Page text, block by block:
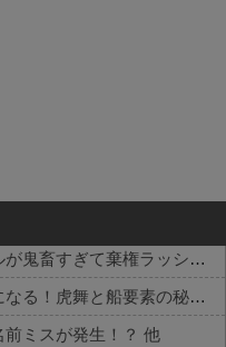
かい恋物語
【衝撃】初戦アイクモ＆ハービセルが鬼畜すぎて棄権ラッシュ 他
【考察】ヴェインのモチーフが気になる！虎舞と船要素の秘密とは 他
前ミスが発生！？ 他